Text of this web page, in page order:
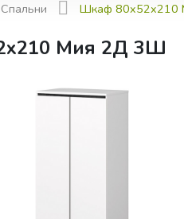
Спальни Шкаф
Мия 2Д 3Ш